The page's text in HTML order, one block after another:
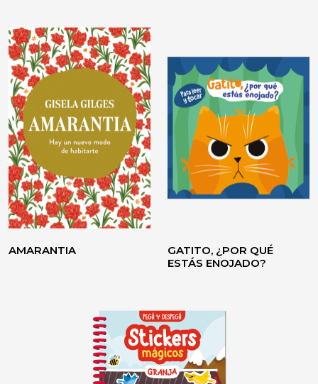
VOLVER A CREER
AMARANTIA
GATITO, ¿POR QUÉ
ESTÁS ENOJADO?